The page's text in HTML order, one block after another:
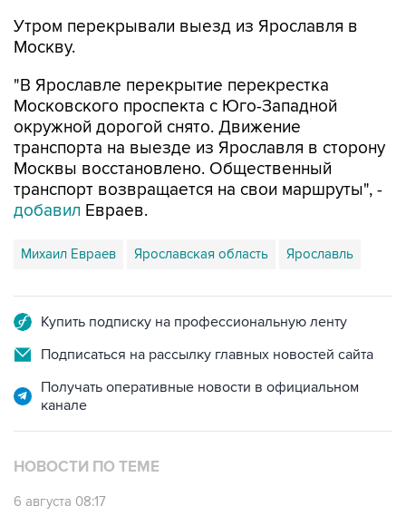
Утром перекрывали выезд из Ярославля в
Москву.
"В Ярославле перекрытие перекрестка
Московского проспекта с Юго-Западной
окружной дорогой снято. Движение
транспорта на выезде из Ярославля в сторону
Москвы восстановлено. Общественный
транспорт возвращается на свои маршруты", -
добавил Евраев.
Михаил Евраев Ярославская область Ярославль
Купить подписку на профессиональную ленту
Подписаться на рассылку главных новостей сайта
Получать оперативные новости в официальном
канале
НОВОСТИ ПО ТЕМЕ
6 августа 08:17